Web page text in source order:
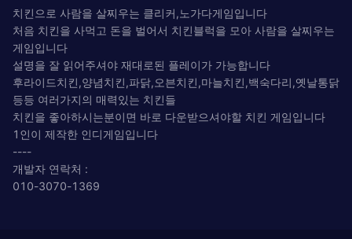
치킨으로 사람을 살찌우는 클리커,노가다게임입니다
처음 치킨을 사먹고 돈을 벌어서 치킨블럭을 모아 사람을 살찌우는
게임입니다
설명을 잘 읽어주셔야 재대로된 플레이가 가능합니다
후라이드치킨,양념치킨,파닭,오븐치킨,마늘치킨,백숙다리,옛날통닭
등등 여러가지의 매력있는 치킨들
치킨을 좋아하시는분이면 바로 다운받으셔야할 치킨 게임입니다
1인이 제작한 인디게임입니다
----
개발자 연락처 :
010-3070-1369